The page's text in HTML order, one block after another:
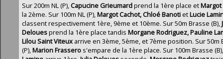
Sur 200m NL (P),Capucine Grieumardprend la 1ère place etMargot
la 2ème. Sur 100m NL (P),Margot Cachot, Chloé BanotietLucie
classent respectivement 1ère, 9ème et 10ème. Sur 50m Brasse (B),
Delouesprend la 1ère place tandis Morgane Rodriguez, Pauline
Lilou SaintViteux arrive en 3ème, 5ème, et 7ème position. Sur 50m
(P),Marion Frassero s'empare de la 1ère place. Sur 100m Brasse